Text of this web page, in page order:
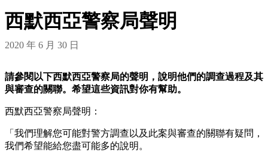
西默西亞警察局聲明
2020 年 6 月 30 日
請參閱以下西默西亞警察局的聲明，說明他們的調查過程及其
與審查的關聯。希望這些資訊對你有幫助。
西默西亞警察局聲明：
「我們理解您可能對警方調查以及此案與審查的關聯有疑問，
我們希望能給您盡可能多的說明。